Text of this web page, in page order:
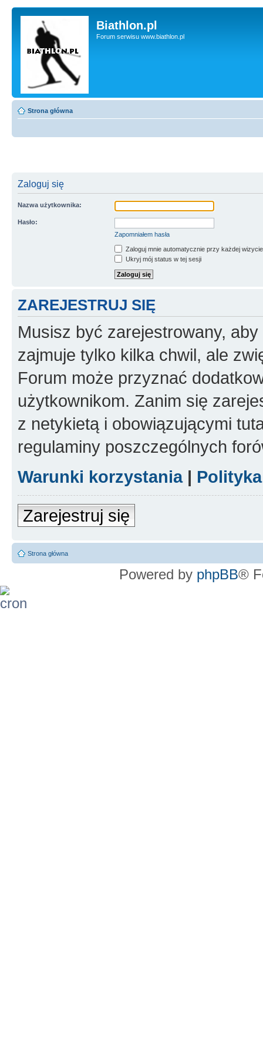
Biathlon.pl
Forum serwisu www.biathlon.pl
Strona główna
Zaloguj się
Nazwa użytkownika:
Hasło:
Zapomniałem hasła
Zaloguj mnie automatycznie przy każdej wizycie
Ukryj mój status w tej sesji
ZAREJESTRUJ SIĘ
Musisz być zarejestrowany,
zajmuje tylko kilka chwil, ale
Forum może przyznać
użytkownikom. Zanim się
z netykietą i obowiązującymi
regulaminy poszczególnych
Warunki korzystania|
Zarejestruj się
Strona główna
Powered by phpBB®